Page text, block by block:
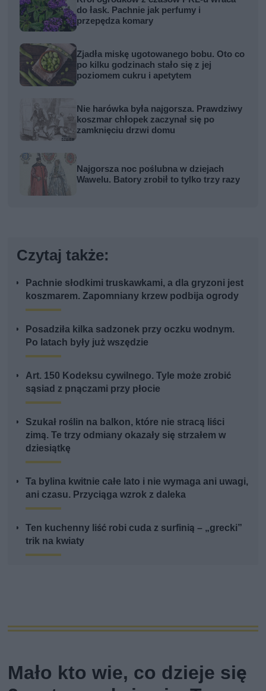
do łask. Pachnie jak perfumy i
przepędza komary
Zjadła miskę ugotowanego bobu. Oto co
po kilku godzinach stało się z jej
poziomem cukru i apetytem
Nie harówka była najgorsza. Prawdziwy
koszmar chłopek zaczynał się po
zamknięciu drzwi domu
Najgorsza noc poślubna w dziejach
Wawelu. Batory zrobił to tylko trzy razy
Czytaj także:
Pachnie słodkimi truskawkami, a dla gryzoni jest
koszmarem. Zapomniany krzew podbija ogrody
Posadziła kilka sadzonek przy oczku wodnym.
Po latach były już wszędzie
Art. 150 Kodeksu cywilnego. Tyle może zrobić
sąsiad z pnączami przy płocie
Szukał roślin na balkon, które nie stracą liści
zimą. Te trzy odmiany okazały się strzałem w
dziesiątkę
Ta bylina kwitnie całe lato i nie wymaga ani uwagi,
ani czasu. Przyciąga wzrok z daleka
Ten kuchenny liść robi cuda z surfinią – „grecki”
trik na kwiaty
Mało kto wie, co dzieje się